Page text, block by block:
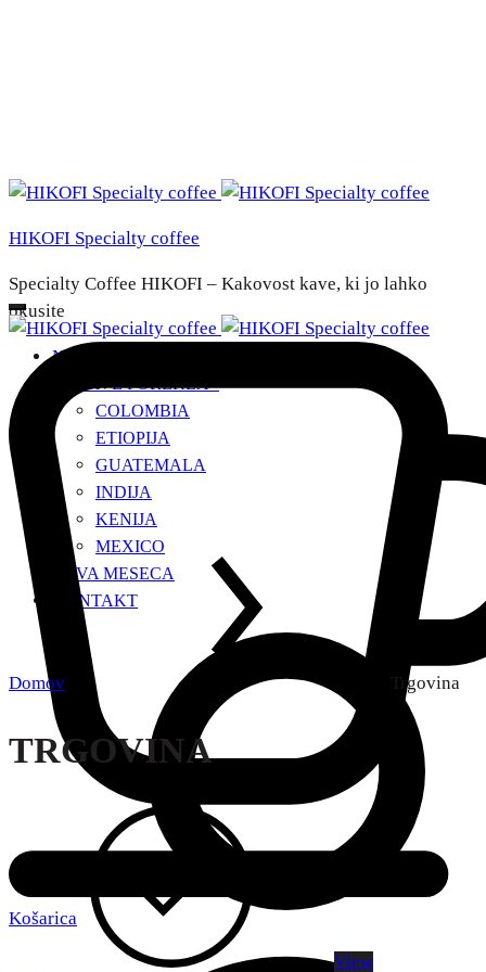
HIKOFI Specialty coffee
Specialty Coffee HIKOFI – Kakovost kave, ki jo lahko
okusite
NAŠE KAVE
DRŽAVE POREKLA+
COLOMBIA
ETIOPIJA
GUATEMALA
INDIJA
KENIJA
MEXICO
KAVA MESECA
KONTAKT
Košarica
Domov Trgovina
TRGOVINA
View